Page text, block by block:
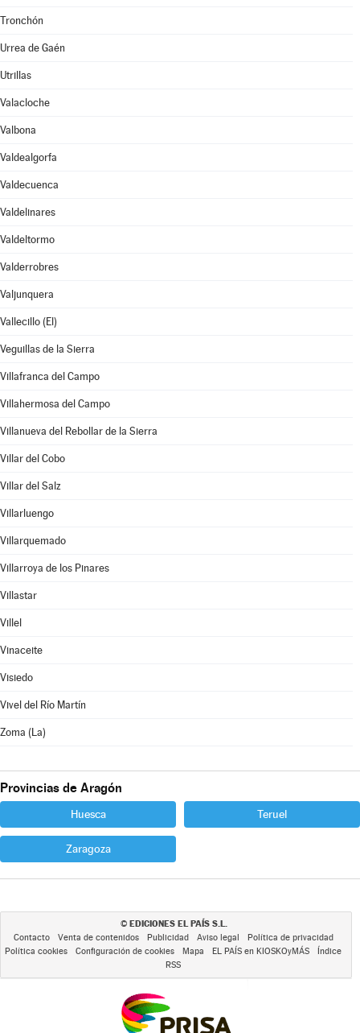
Tronchón
Urrea de Gaén
Utrillas
Valacloche
Valbona
Valdealgorfa
Valdecuenca
Valdelinares
Valdeltormo
Valderrobres
Valjunquera
Vallecillo (El)
Veguillas de la Sierra
Villafranca del Campo
Villahermosa del Campo
Villanueva del Rebollar de la Sierra
Villar del Cobo
Villar del Salz
Villarluengo
Villarquemado
Villarroya de los Pinares
Villastar
Villel
Vinaceite
Visiedo
Vivel del Río Martín
Zoma (La)
Provincias de Aragón
Huesca Teruel
Zaragoza
© EDICIONES EL PAÍS S.L.
Contacto Venta de contenidos Publicidad Aviso legal
Política de privacidad
Política cookies
Configuración de cookies Mapa EL PAÍS en KIOSKOyMÁS
Índice
RSS